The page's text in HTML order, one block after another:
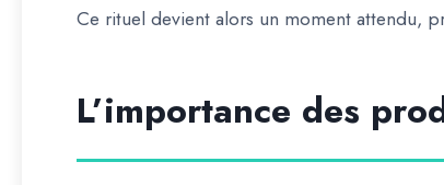
Ce rituel devient alors un moment attendu,
L’importance des